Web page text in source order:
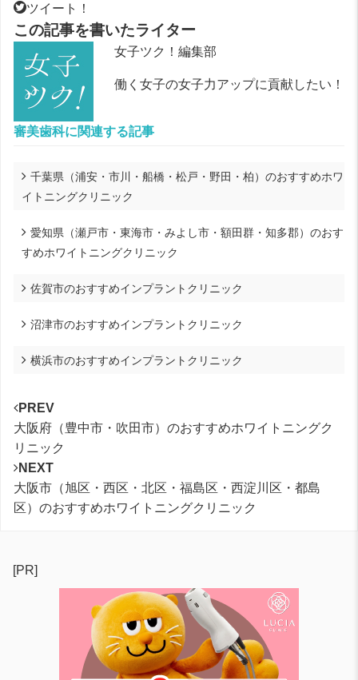
ツイート！
この記事を書いたライター
女子ツク！編集部
働く女子の女子力アップに貢献したい！
審美歯科に関連する記事
千葉県（浦安・市川・船橋・松戸・野田・柏）のおすすめホワ
イトニングクリニック
愛知県（瀬戸市・東海市・みよし市・額田群・知多郡）のおす
すめホワイトニングクリニック
佐賀市のおすすめインプラントクリニック
沼津市のおすすめインプラントクリニック
横浜市のおすすめインプラントクリニック
PREV
大阪府（豊中市・吹田市）のおすすめホワイトニングク
リニック
NEXT
大阪市（旭区・西区・北区・福島区・西淀川区・都島
区）のおすすめホワイトニングクリニック
[PR]